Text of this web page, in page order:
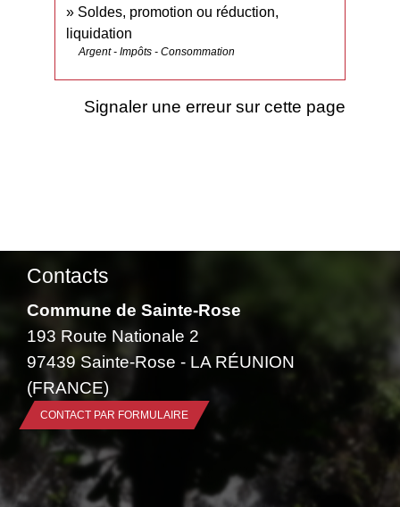
Soldes, promotion ou réduction,
liquidation
Argent - Impôts - Consommation
Signaler une erreur sur cette page
Contacts
Commune de Sainte-Rose
193 Route Nationale 2
97439 Sainte-Rose - LA RÉUNION
(FRANCE)
CONTACT PAR FORMULAIRE